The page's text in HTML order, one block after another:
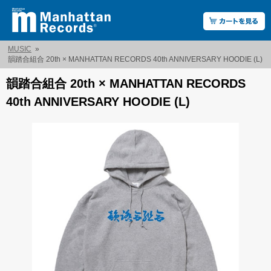
MUSIC »
韻踏合組合 20th × MANHATTAN RECORDS 40th ANNIVERSARY HOODIE (L)
韻踏合組合 20th × MANHATTAN RECORDS
40th ANNIVERSARY HOODIE (L)